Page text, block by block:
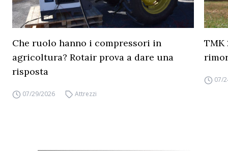
Che ruolo hanno i compressori in
agricoltura? Rotair prova a dare una
risposta
07/29/2026 Attrezzi
TMK
07/